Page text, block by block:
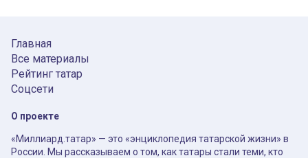
Главная
Все материалы
Рейтинг татар
Соцсети
О проекте
«Миллиард.татар» — это «энциклопедия татарской жизни» в
России. Мы рассказываем о том, как татары стали теми, кто